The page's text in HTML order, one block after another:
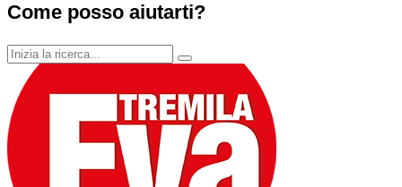
Come posso aiutarti?